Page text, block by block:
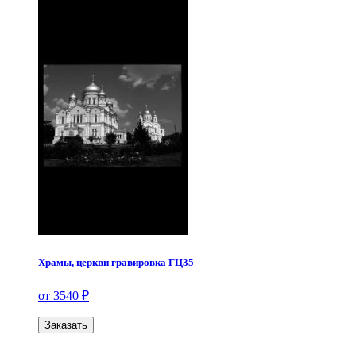
Храмы, церкви гравировка ГЦ35
от 3540 ₽
Заказать